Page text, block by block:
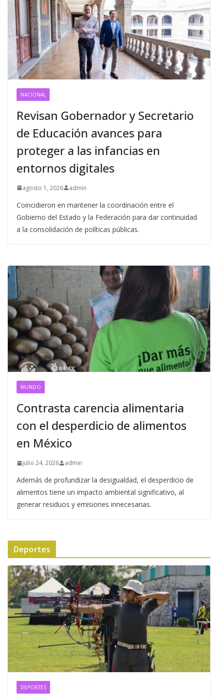
NACIONAL
Revisan Gobernador y Secretario
de Educación avances para
proteger a las infancias en
entornos digitales
agosto 1, 2026 admin
Coincidieron en mantener la coordinación entre el
Gobierno del Estado y la Federación para dar continuidad
a la consolidación de políticas públicas.
MUNDO
Contrasta carencia alimentaria
con el desperdicio de alimentos
en México
julio 24, 2026 admin
Además de profundizar la desigualdad, el desperdicio de
alimentos tiene un impacto ambiental significativo, al
generar residuos y emisiones innecesarias.
Deportes
DEPORTES